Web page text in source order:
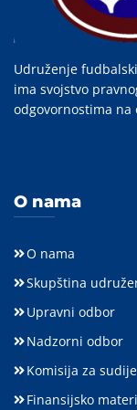
Udruženje
ima svojstvo
odgovornostima na
O nama
O nama
Skupština
Upravni odbor
Nadzorni odbor
Komisija za
Finansijsko